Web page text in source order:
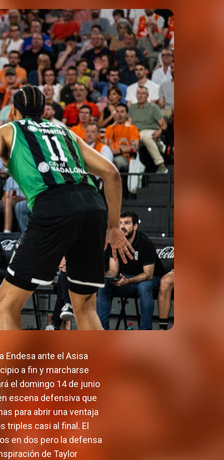
Endesa ante el Asisa
a fin y marcharse
el domingo 14 de junio
escena defensiva que
para abrir una ventaja
triples casi al final. El
en dos pero la defensa
de Taylor